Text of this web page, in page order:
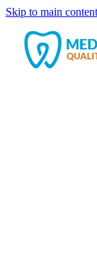
Skip to main content